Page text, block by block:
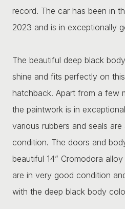
record. The car has been in
2023 and is in exceptionally
The beautiful deep black
shine and fits perfectly on
hatchback. Apart from a few
the paintwork is in
various rubbers and seals
condition. The doors and
beautiful 14” Cromodora
are in very good condition
with the deep black body